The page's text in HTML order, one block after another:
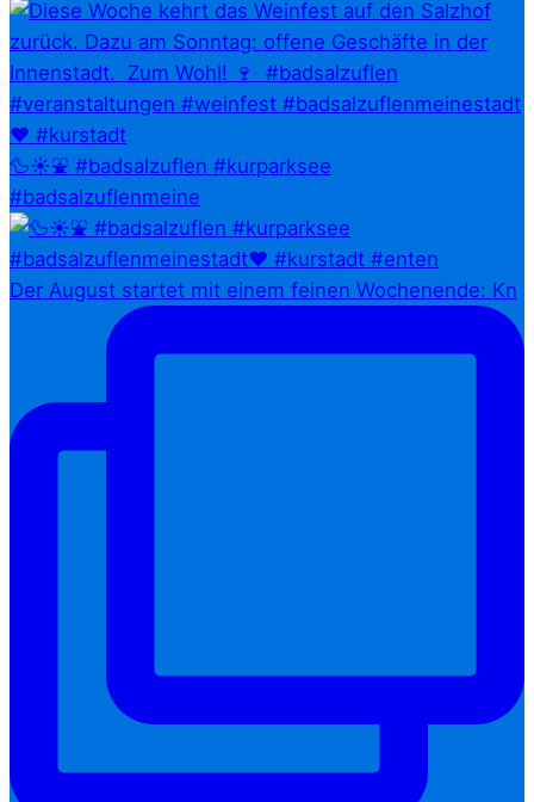
🦆☀️⛲ #badsalzuflen #kurparksee
#badsalzuflenmeine
Der August startet mit einem feinen Wochenende: Kn